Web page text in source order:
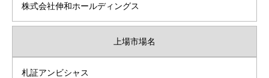
株式会社伸和ホールディングス
上場市場名
札証アンビシャス